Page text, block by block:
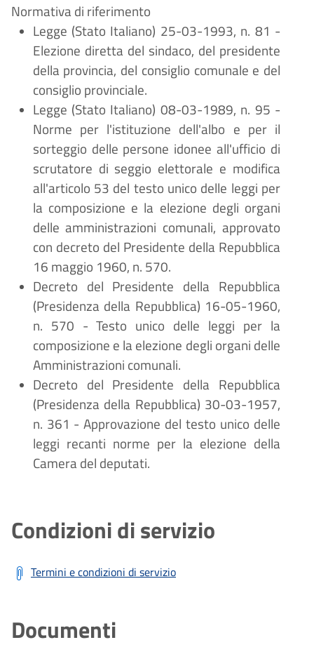
Normativa di riferimento
Legge (Stato Italiano) 25-03-1993, n. 81 -
Elezione diretta del sindaco, del presidente
della provincia, del consiglio comunale e del
consiglio provinciale.
Legge (Stato Italiano) 08-03-1989, n. 95 -
Norme per l'istituzione dell'albo e per il
sorteggio delle persone idonee all'ufficio di
scrutatore di seggio elettorale e modifica
all'articolo 53 del testo unico delle leggi per
la composizione e la elezione degli organi
delle amministrazioni comunali, approvato
con decreto del Presidente della Repubblica
16 maggio 1960, n. 570.
Decreto del Presidente della Repubblica
(Presidenza della Repubblica) 16-05-1960,
n. 570 - Testo unico delle leggi per la
composizione e la elezione degli organi delle
Amministrazioni comunali.
Decreto del Presidente della Repubblica
(Presidenza della Repubblica) 30-03-1957,
n. 361 - Approvazione del testo unico delle
leggi recanti norme per la elezione della
Camera del deputati.
Condizioni di servizio
Termini e condizioni di servizio
Documenti